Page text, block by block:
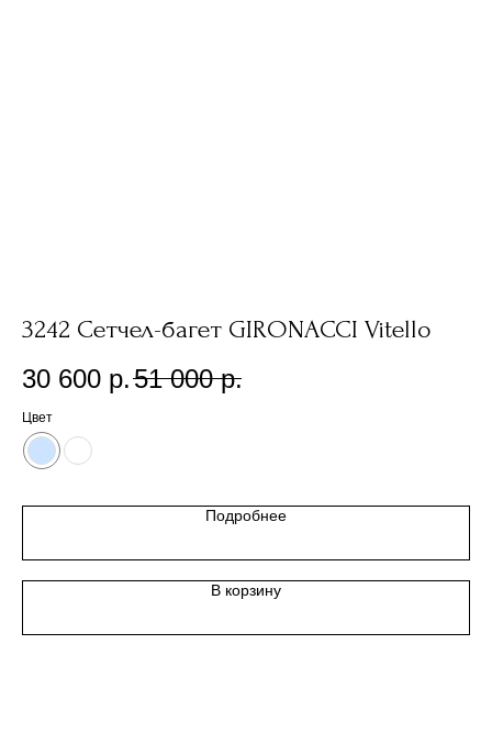
3242 Сетчел-багет GIRONACCI Vitello
30 600 р.51 000 р.
Цвет
Подробнее
В корзину